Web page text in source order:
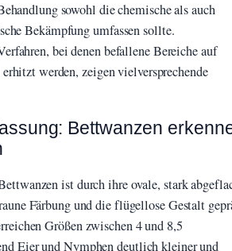
sowohl die chemische als auch
Bekämpfung umfassen sollte.
bei denen befallene Bereiche auf
werden, zeigen vielversprechende
Bettwanzen
ist durch ihre ovale, stark
Färbung und die flügellose Gestalt
Größen zwischen 4 und 8,5
Eier und Nymphen deutlich kleiner und